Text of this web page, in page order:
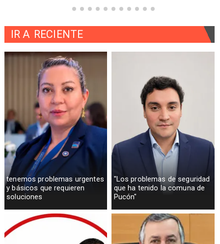
tenemos problemas urgentes
y básicos que requieren
soluciones
"Los problemas de seguridad
que ha tenido la comuna de
Pucón"
IR A RECIENTE